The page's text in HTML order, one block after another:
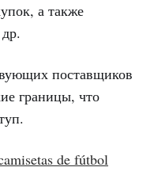
а также
поставщиков
границы, что
de fútbol